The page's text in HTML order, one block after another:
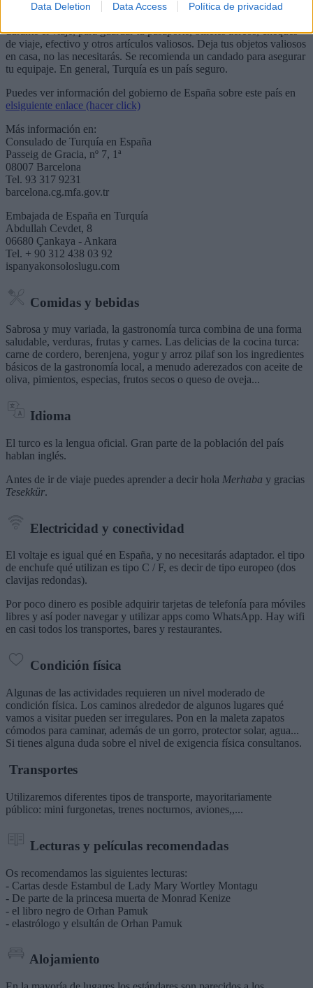
Data Deletion Data Access Política de privacidad
durante el viaje, para guardar tu pasaporte, billetes aéreos, cheques
de viaje, efectivo y otros artículos valiosos. Deja tus objetos valiosos
en casa, no las necesitarás. Se recomienda un candado para asegurar
tu equipaje. En general, Turquía es un país seguro.
Puedes ver información del gobierno de España sobre este país en
elsiguiente enlace (hacer click)
Más información en:
Consulado de Turquía en España
Passeig de Gracia, nº 7, 1ª
08007 Barcelona
Tel. 93 317 9231
barcelona.cg.mfa.gov.tr
Embajada de España en Turquía
Abdullah Cevdet, 8
06680 Çankaya - Ankara
Tel. + 90 312 438 03 92
ispanyakonsoloslugu.com
Comidas y bebidas
Sabrosa y muy variada, la gastronomía turca combina de una forma
saludable, verduras, frutas y carnes. Las delicias de la cocina turca:
carne de cordero, berenjena, yogur y arroz pilaf son los ingredientes
básicos de la gastronomía local, a menudo aderezados con aceite de
oliva, pimientos, especias, frutos secos o queso de oveja...
Idioma
El turco es la lengua oficial. Gran parte de la población del país
hablan inglés.
Antes de ir de viaje puedes aprender a decir hola Merhaba y gracias
Tesekkür.
Electricidad y conectividad
El voltaje es igual qué en España, y no necesitarás adaptador. el tipo
de enchufe qué utilizan es tipo C / F, es decir de tipo europeo (dos
clavijas redondas).
Por poco dinero es posible adquirir tarjetas de telefonía para móviles
libres y así poder navegar y utilizar apps como WhatsApp. Hay wifi
en casi todos los transportes, bares y restaurantes.
Condición física
Algunas de las actividades requieren un nivel moderado de
condición física. Los caminos alrededor de algunos lugares qué
vamos a visitar pueden ser irregulares. Pon en la maleta zapatos
cómodos para caminar, además de un gorro, protector solar, agua...
Si tienes alguna duda sobre el nivel de exigencia física consultanos.
Transportes
Utilizaremos diferentes tipos de transporte, mayoritariamente
público: mini furgonetas, trenes nocturnos, aviones,,...
Lecturas y películas recomendadas
Os recomendamos las siguientes lecturas:
- Cartas desde Estambul de Lady Mary Wortley Montagu
- De parte de la princesa muerta de Monrad Kenize
- el libro negro de Orhan Pamuk
- elastrólogo y elsultán de Orhan Pamuk
Alojamiento